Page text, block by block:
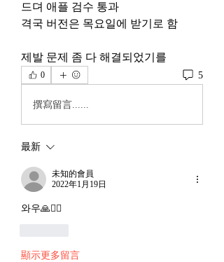
드뎌 애플 검수 통과
격국 버전은 목요일에 받기로 함
제발 문제 좀 다 해결되었기를
0 5
撰寫留言......
最新
未知的會員
2022年1月19日
와우🙏🙆‍♀️
顯示更多留言